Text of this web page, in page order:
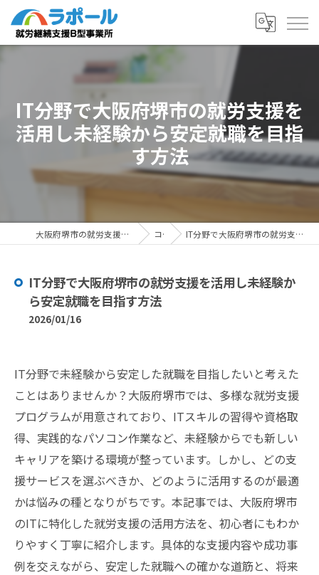
IT分野で大阪府堺市の就労支援を
活用し未経験から安定就職を目指
す方法
大阪府堺市の就労支援ならラポール 就労継続支援B型事業所 コラム IT分野で大阪府堺市の就労支援を活用し未経験から安定就職を目指す方法
IT分野で大阪府堺市の就労支援を活用し未経験か
ら安定就職を目指す方法
2026/01/16
IT分野で未経験から安定した就職を目指したいと考えた
ことはありませんか？大阪府堺市では、多様な就労支援
プログラムが用意されており、ITスキルの習得や資格取
得、実践的なパソコン作業など、未経験からでも新しい
キャリアを築ける環境が整っています。しかし、どの支
援サービスを選ぶべきか、どのように活用するのが最適
かは悩みの種となりがちです。本記事では、大阪府堺市
のITに特化した就労支援の活用方法を、初心者にもわか
りやすく丁寧に紹介します。具体的な支援内容や成功事
例を交えながら、安定した就職への確かな道筋と、将来